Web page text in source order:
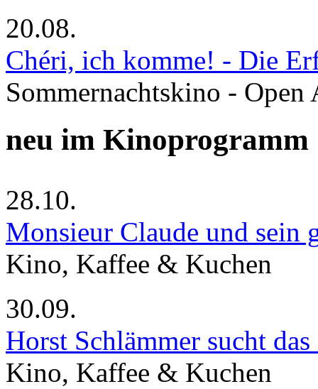
20.08.
Chéri, ich komme! - Die
Sommernachtskino - Open
neu im Kinoprogramm
28.10.
Monsieur Claude und sein
Kino, Kaffee & Kuchen
30.09.
Horst Schlämmer sucht
Kino, Kaffee & Kuchen